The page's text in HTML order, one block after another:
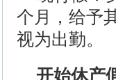
个月，给予
视为出勤。
开始休产